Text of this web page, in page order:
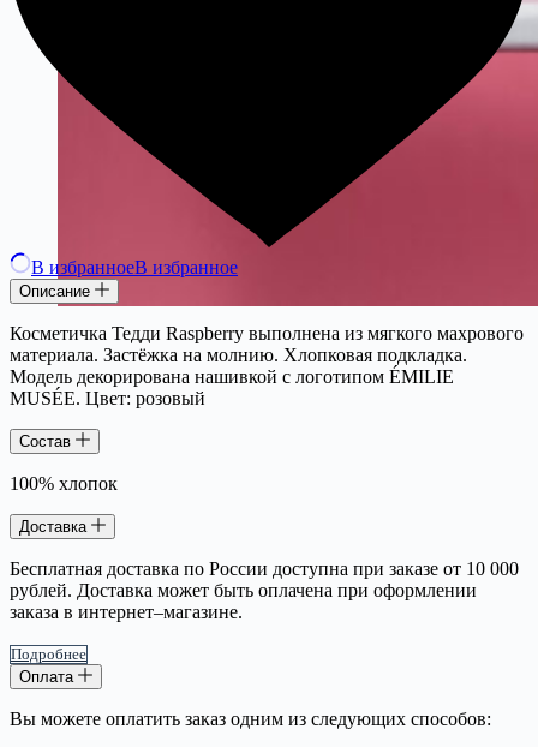
В избранноеВ избранное
Описание
Косметичка Тедди Raspberry выполнена из мягкого махрового
материала. Застёжка на молнию. Хлопковая подкладка.
Модель декорирована нашивкой с логотипом ÉMILIE
MUSÉE. Цвет: розовый
Состав
100% хлопок
Доставка
Бесплатная доставка по России доступна при заказе от 10 000
рублей. Доставка может быть оплачена при оформлении
заказа в интернет–магазине.
Подробнее
Оплата
Вы можете оплатить заказ одним из следующих способов: